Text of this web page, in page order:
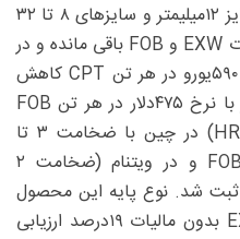
در بازار میلگرد، نرخ ترکیه برای سایز ۱۲میلیمتر و سایزهای ۸ تا ۳۲
میلیمتر ۵۵۰دلار در هر تن به صورت EXW و FOB باقی مانده و در
آلمان، میلگرد ۱۲ تا ۳۲میلیمتر به ۵۹۰یورو در هر تن CPT کاهش
یافته است. سیم مفتول چین نیز با نرخ ۴۷۵دلار در هر تن FOB
معامله شد. ورق گرم فولادی (HRC) در چین با ضخامت ۳ تا
۱۲میلیمتر ۴۷۳ دلار در هر تن FOB و در ویتنام (ضخامت ۲
میلیمتر) ۵۰۳دلار در هر تن CFR ثبت شد. نوع پایه این محصول
در آلمان ۵۷۰ یورو در هر تن EXW بدون مالیات ۱۹‌درصد ارزیابی